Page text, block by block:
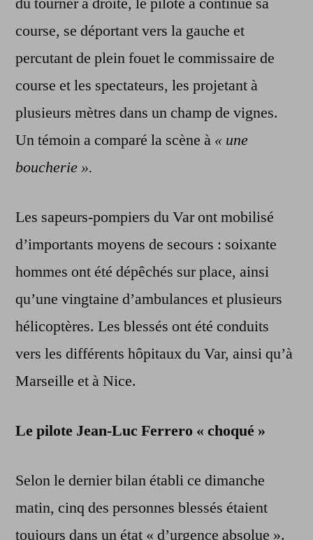
course, se déportant vers la gauche et
percutant de plein fouet le commissaire de
course et les spectateurs, les projetant à
plusieurs mètres dans un champ de vignes.
Un témoin a comparé la scène à « une
boucherie ».
Les sapeurs-pompiers du Var ont mobilisé
d’importants moyens de secours : soixante
hommes ont été dépêchés sur place, ainsi
qu’une vingtaine d’ambulances et plusieurs
hélicoptères. Les blessés ont été conduits
vers les différents hôpitaux du Var, ainsi qu’à
Marseille et à Nice.
Le pilote Jean-Luc Ferrero « choqué »
Selon le dernier bilan établi ce dimanche
matin, cinq des personnes blessés étaient
toujours dans un état « d’urgence absolue ».